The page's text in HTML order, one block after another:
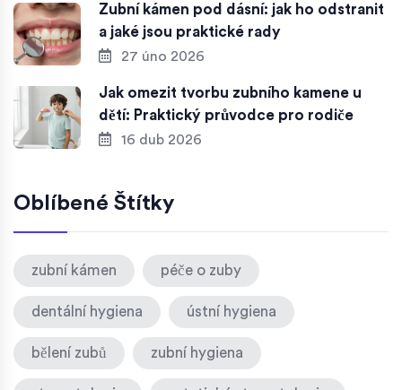
Zubní kámen pod dásní: jak ho odstranit
a jaké jsou praktické rady
27 úno 2026
Jak omezit tvorbu zubního kamene u
dětí: Praktický průvodce pro rodiče
16 dub 2026
Oblíbené Štítky
zubní kámen péče o zuby
dentální hygiena ústní hygiena
bělení zubů zubní hygiena